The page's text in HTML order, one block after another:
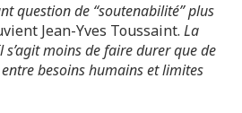
question de “soutenabilité” plus
Jean-Yves Toussaint. La
moins de faire durer que de
besoins humains et limites